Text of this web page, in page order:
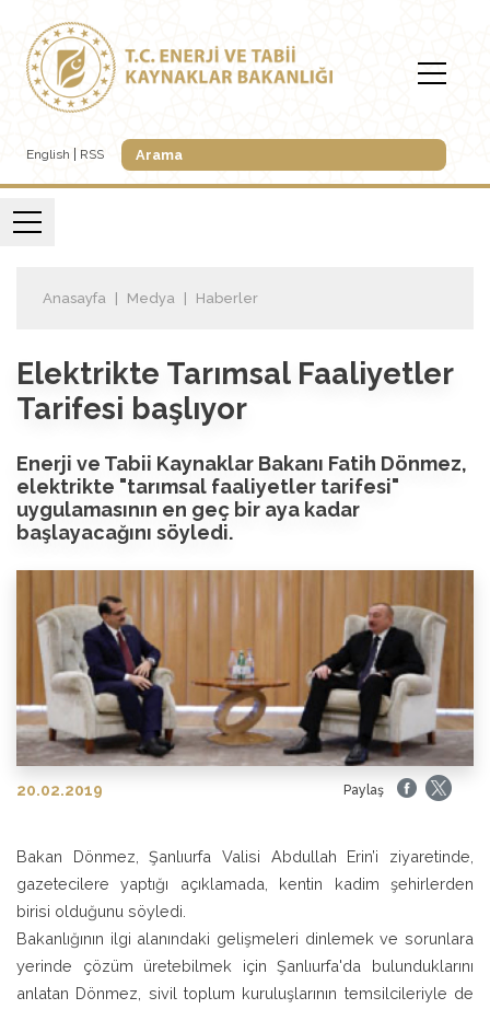
English RSS
Anasayfa Medya Haberler
Elektrikte Tarımsal Faaliyetler
Tarifesi başlıyor
Enerji ve Tabii Kaynaklar Bakanı Fatih Dönmez,
elektrikte "tarımsal faaliyetler tarifesi"
uygulamasının en geç bir aya kadar
başlayacağını söyledi.
20.02.2019 Paylaş
Bakan Dönmez, Şanlıurfa Valisi Abdullah Erin’i ziyaretinde,
gazetecilere yaptığı açıklamada, kentin kadim şehirlerden
birisi olduğunu söyledi.
Bakanlığının ilgi alanındaki gelişmeleri dinlemek ve sorunlara
yerinde çözüm üretebilmek için Şanlıurfa'da bulunduklarını
anlatan Dönmez, sivil toplum kuruluşlarının temsilcileriyle de